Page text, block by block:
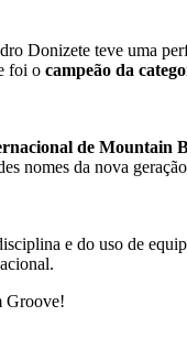
Donizete teve uma
foi o campeão da
de Mountain
nomes da nova
e do uso de
Groove!